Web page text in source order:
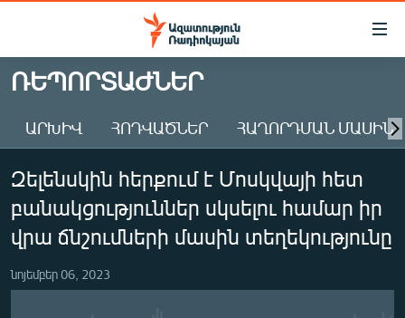
Մատչելիության
Անցնել
հիմնական
Անցնել
հիմնական
մենյուին
Որոնում
ԱԶԱՏՈՒԹՅՈՒՆ TV
ՀԱՅԱՍՏԱՆ
ԸՆՏՐՈՒԹՅՈՒՆՆԵՐ 2026
ԻՐԱՎՈՒՆՔ
ՏՆՏԵՍՈՒԹՅՈՒՆ
ՌԵՊՈՐՏԱԺՆԵՐ
ԱՐԽԻՎ ՀՈԴՎԱԾՆԵՐ ՀԱՂՈՐԴՄԱՆ ՄԱՍԻՆ
Զելենսկին հերքում է Մոսկվայի հետ
բանակցություններ սկսելու համար իր
վրա ճնշումների մասին տեղեկությունը
նոյեմբեր 06, 2023